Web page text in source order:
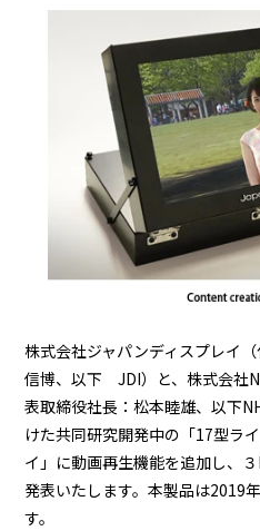
株式会社ジャパンディスプレイ
信博、以下 JDI）と、株式会社
表取締役社長：松本睦雄、以下
けた共同研究開発中の「17型ラ
イ」に動画再生機能を追加し、
発表いたします。本製品は2019
す。